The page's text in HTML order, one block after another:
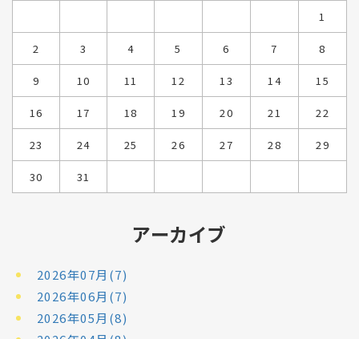
1
2 3 4 5 6 7 8
9 10 11 12 13 14 15
16 17 18 19 20 21 22
23 24 25 26 27 28 29
30 31
アーカイブ
2026年07月(7)
2026年06月(7)
2026年05月(8)